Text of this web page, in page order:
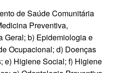
de Saúde Comunitária
Preventiva,
Geral; b) Epidemiologia e
Ocupacional; d) Doenças
e) Higiene Social; f) Higiene